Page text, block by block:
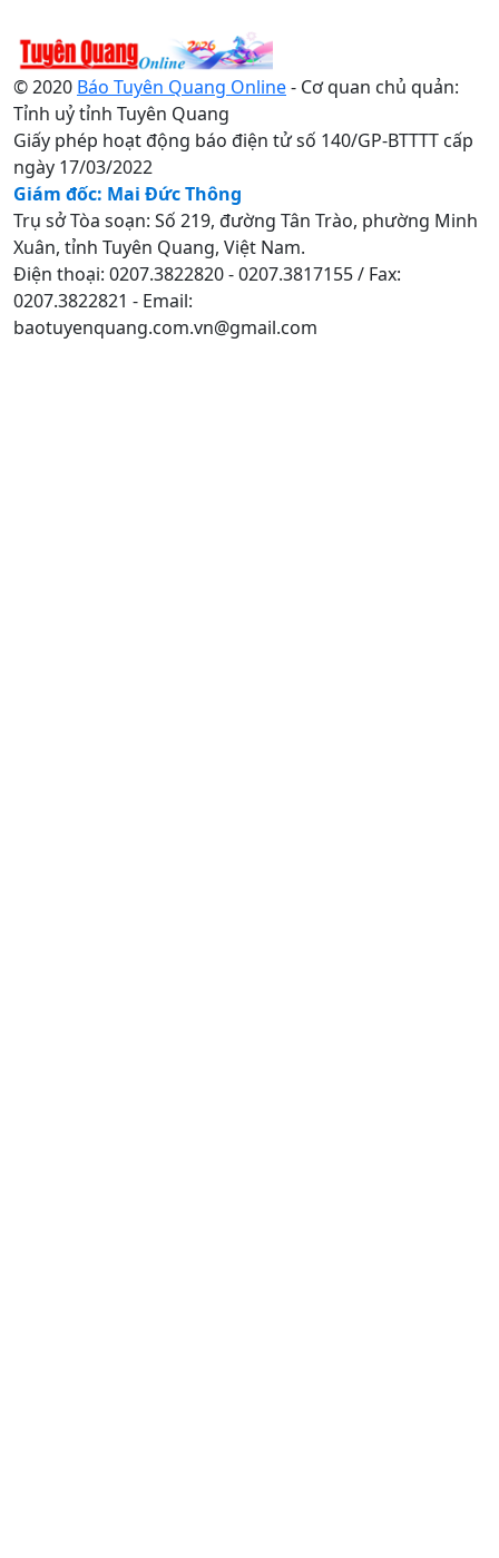
© 2020 Báo Tuyên Quang Online- Cơ quan chủ quản:
Tỉnh uỷ tỉnh Tuyên Quang
Giấy phép hoạt động báo điện tử số 140/GP-BTTTT cấp
ngày 17/03/2022
Giám đốc: Mai Đức Thông
Trụ sở Tòa soạn: Số 219, đường Tân Trào, phường Minh
Xuân, tỉnh Tuyên Quang, Việt Nam.
Điện thoại: 0207.3822820 - 0207.3817155 / Fax:
0207.3822821 - Email:
baotuyenquang.com.vn@gmail.com